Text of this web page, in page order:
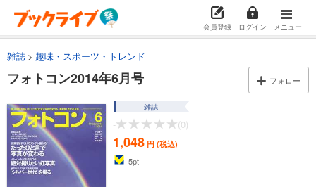
会員登録 ログイン メニュー
雑誌 趣味・スポーツ・トレンド
フォトコン2014年6月号 フォロー
雑誌
- (0)
1,048 円 (税込)
5pt